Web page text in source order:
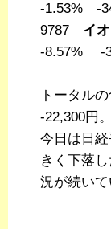
-1.53% -
9787 イ
-8.57% -
トータル
-22,300円
今日は日
きく下落
況が続いて